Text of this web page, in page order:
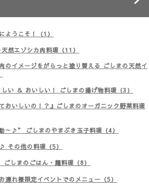
ようこそ！（1）
然エゾシカ肉料理（11）
のイメージをがらっと塗り替える ごしまの天然イ
い ＆ おいしい！ ごしまの揚げ物料理（3）
おいしいの！？』ごしまのオーガニック野菜料理
～♪” ごしまのやまぶき玉子料理（4）
その他の料理（5）
しまのごはん・麺料理（8）
連れ様限定イベントでのメニュー（5）